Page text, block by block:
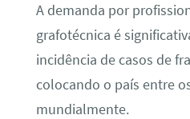
A demanda por
grafotécnica é
incidência de casos de
colocando o país entre
mundialmente.